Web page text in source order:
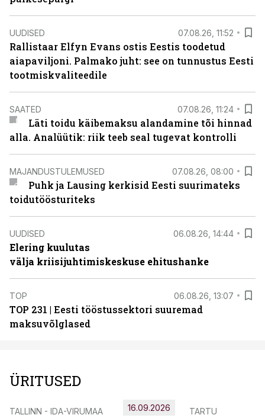
UUDISED 07.08.26, 11:52
Rallistaar Elfyn Evans ostis Eestis toodetud
aiapaviljoni. Palmako juht: see on tunnustus Eesti
tootmiskvaliteedile
SAATED 07.08.26, 11:24
Läti toidu käibemaksu alandamine tõi hinnad
alla. Analüütik: riik teeb seal tugevat kontrolli
MAJANDUSTULEMUSED 07.08.26, 08:00
Puhk ja Lausing kerkisid Eesti suurimateks
toidutöösturiteks
UUDISED 06.08.26, 14:44
Elering kuulutas
välja kriisijuhtimiskeskuse ehitushanke
TOP 06.08.26, 13:07
TOP 231 | Eesti tööstussektori suuremad
maksuvõlglased
ÜRITUSED
TALLINN - IDA-VIRUMAA 16.09.2026 TARTU